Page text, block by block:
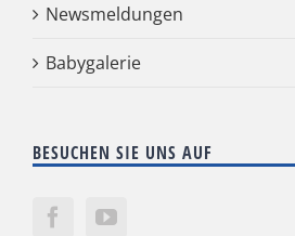
Newsmeldungen
Babygalerie
BESUCHEN SIE UNS AUF